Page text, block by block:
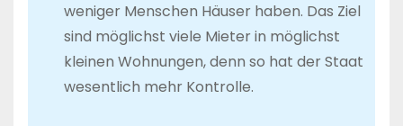
weniger Menschen Häuser haben. Das Ziel
sind möglichst viele Mieter in möglichst
kleinen Wohnungen, denn so hat der Staat
wesentlich mehr Kontrolle.